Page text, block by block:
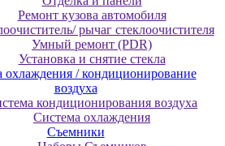
Ремонт кузова автомобиля
рычаг стеклоочистителя
Умный ремонт (PDR)
Установка и снятие стекла
охлаждения / кондиционирование
воздуха
кондиционирования воздуха
Система охлаждения
Съемники